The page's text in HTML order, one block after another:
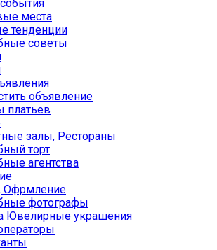
места
тенденции
советы
объявление
платьев
залы, Рестораны
торт
агентства
Офрмление
фотографы
Ювелирные украшения